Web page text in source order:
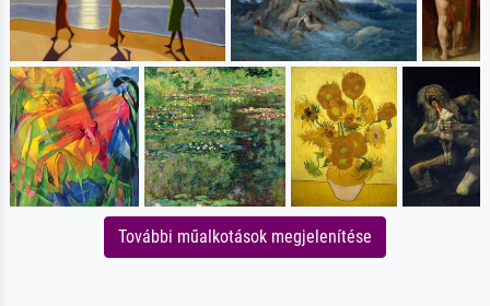
További műalkotások megjelenítése